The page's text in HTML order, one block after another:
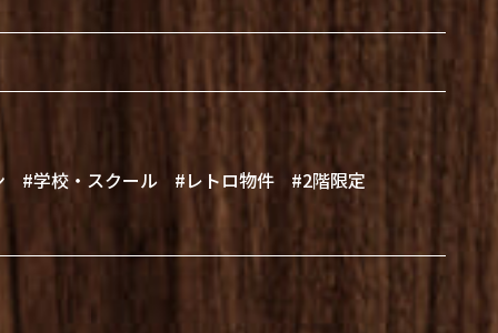
#学校・スクール #レトロ物件 #2階限定